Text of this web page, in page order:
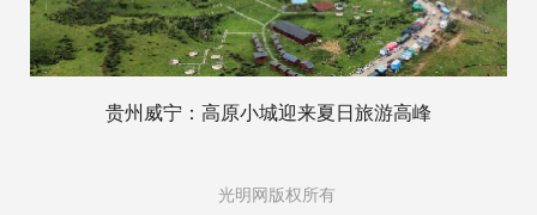
贵州威宁：高原小城迎来夏日旅游高峰
光明网版权所有